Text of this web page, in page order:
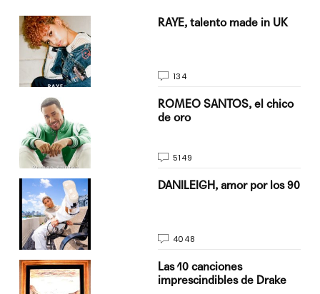
RAYE, talento made in UK
134
ROMEO SANTOS, el chico
de oro
5149
DANILEIGH, amor por los 90
4048
Las 10 canciones
imprescindibles de Drake